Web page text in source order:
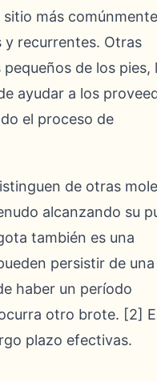
más comúnmente
y recurrentes. Otras
de los pies,
ayudar a los
el proceso de
de otras
alcanzando su
también es una
persistir de una
haber un período
otro brote. [2]
plazo efectivas.